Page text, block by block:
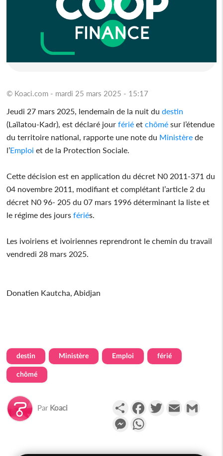
© Koaci.com - mardi 25 mars 2025 - 15:17
Jeudi 27 mars 2025, lendemain de la nuit dudestin
(Laïlatou-Kadr), est déclaré jourférié etchômé sur l’étendue
du territoire national, rapporte une note du Ministère de
l’Emploi et de la Protection Sociale.
Cette décision est en application du décret N0 2011-371 du
04 novembre 2011, modifiant et complétant l’article 2 du
décret N0 96- 205 du 07 mars 1996 déterminant la liste et
le régime des joursfériés.
Les ivoiriens et ivoiriennes reprendront le chemin du travail
vendredi 28 mars 2025.
Donatien Kautcha, Abidjan
destin Ministère Emploi férié
chômé
Par Koaci PartagerFacebookTwitterEmail
Messenger